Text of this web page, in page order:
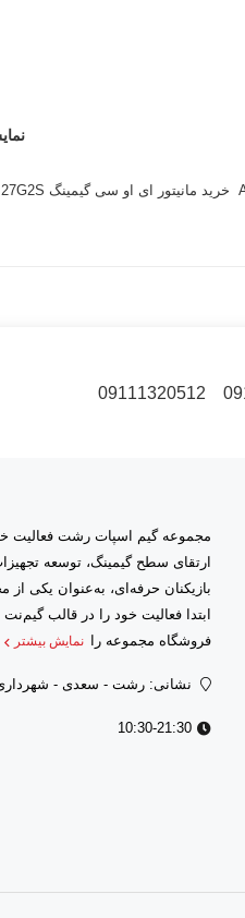
خرید مانیتور ای او سی گیمینگ AOC 27G2S
09111320512
ارتقای سطح گیمینگ، توسعه
بازیکنان حرفه‌ای، به‌عنوان یکی
فروشگاه مجموعه را نمایش بیشتر
نشانی: رشت - سعدى - شهرداری
10:30-21:30